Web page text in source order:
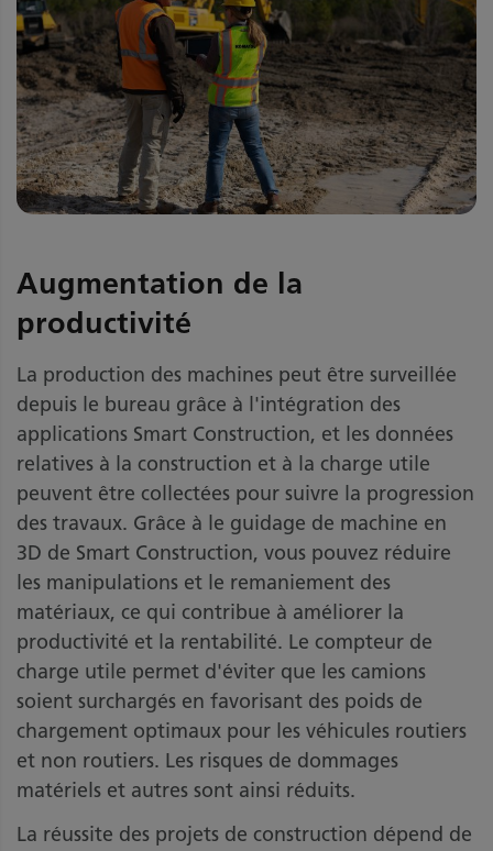
Augmentation de la
productivité
La production des machines peut être surveillée
depuis le bureau grâce à l'intégration des
applications Smart Construction, et les données
relatives à la construction et à la charge utile
peuvent être collectées pour suivre la progression
des travaux. Grâce à le guidage de machine en
3D de Smart Construction, vous pouvez réduire
les manipulations et le remaniement des
matériaux, ce qui contribue à améliorer la
productivité et la rentabilité. Le compteur de
charge utile permet d'éviter que les camions
soient surchargés en favorisant des poids de
chargement optimaux pour les véhicules routiers
et non routiers. Les risques de dommages
matériels et autres sont ainsi réduits.
La réussite des projets de construction dépend de